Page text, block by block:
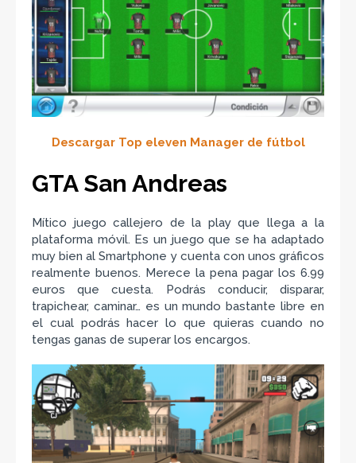
Descargar Top eleven Manager de fútbol
GTA San Andreas
Mítico juego callejero de la play que llega a la
plataforma móvil. Es un juego que se ha adaptado
muy bien al Smartphone y cuenta con unos gráficos
realmente buenos. Merece la pena pagar los 6.99
euros que cuesta. Podrás conducir, disparar,
trapichear, caminar… es un mundo bastante libre en
el cual podrás hacer lo que quieras cuando no
tengas ganas de superar los encargos.